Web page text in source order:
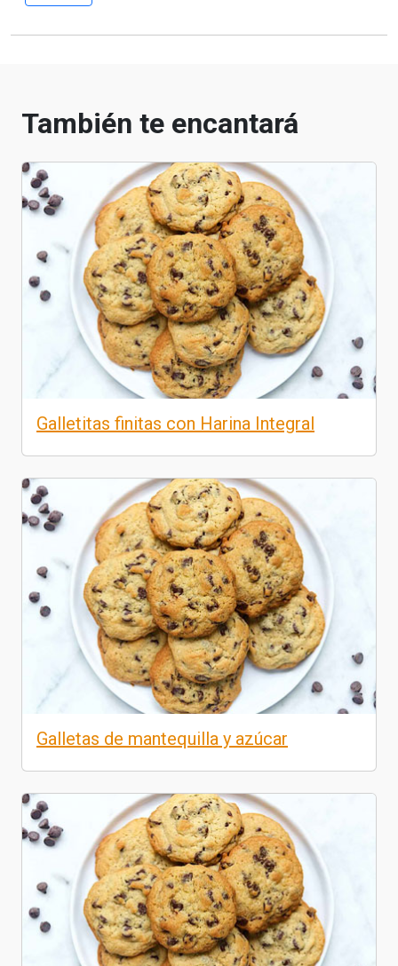
También te encantará
Galletitas finitas con Harina Integral
Galletas de mantequilla y azúcar